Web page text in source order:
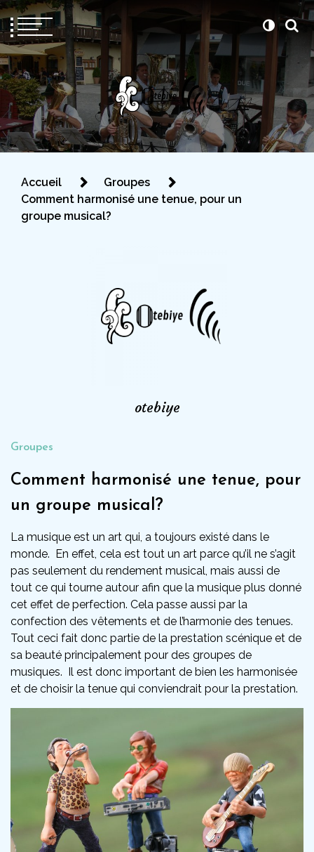
Otebiye
Pour être prête le jour J
Accueil
Groupes
Comment harmonisé une tenue, pour un
groupe musical?
otebiye
Groupes
Comment harmonisé une tenue, pour
un groupe musical?
La musique est un art qui, a toujours existé dans le
monde. En effet, cela est tout un art parce qu’il ne s’agit
pas seulement du rendement musical, mais aussi de
tout ce qui tourne autour afin que la musique plus donné
cet effet de perfection. Cela passe aussi par la
confection des vêtements et de l’harmonie des tenues.
Tout ceci fait donc partie de la prestation scénique et de
sa beauté principalement pour des groupes de
musiques. Il est donc important de bien les harmonisée
et de choisir la tenue qui conviendrait pour la prestation.